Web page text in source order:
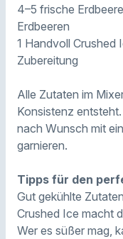
4–5 frische
Erdbeeren
1 Handvoll Crushed
Zubereitung
Alle Zutaten im
Konsistenz
nach Wunsch mit
garnieren.
Tipps für den
Gut gekühlte
Crushed Ice macht
Wer es süßer mag,